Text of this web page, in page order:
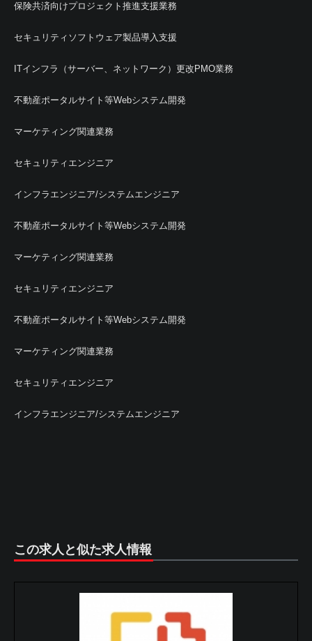
保険共済向けプロジェクト推進支援業務
セキュリティソフトウェア製品導入支援
ITインフラ（サーバー、ネットワーク）更改PMO業務
不動産ポータルサイト等Webシステム開発
マーケティング関連業務
セキュリティエンジニア
インフラエンジニア/システムエンジニア
不動産ポータルサイト等Webシステム開発
マーケティング関連業務
セキュリティエンジニア
不動産ポータルサイト等Webシステム開発
マーケティング関連業務
セキュリティエンジニア
インフラエンジニア/システムエンジニア
この求人と似た求人情報